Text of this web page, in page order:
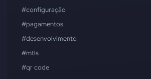
#configuração
#pagamentos
#desenvolvimento
#mtls
#qr code